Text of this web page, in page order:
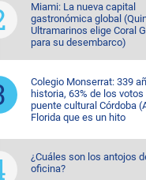
Miami: La nueva capital
gastronómica global
Ultramarinos elige Coral
para su desembarco)
Colegio Monserrat: 339
historia, 63% de los votos
puente cultural Córdoba
Florida que es un hito
¿Cuáles son los antojos
oficina?